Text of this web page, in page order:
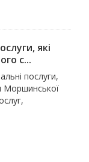
які
с...
послуги,
Моршинської